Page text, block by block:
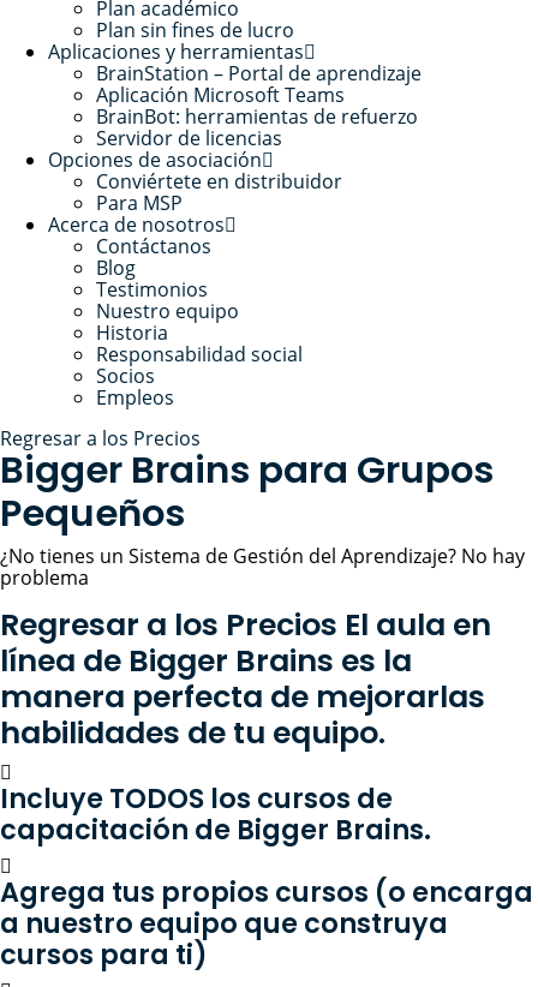
Plan académico
Plan sin fines de lucro
Aplicaciones y herramientas
BrainStation – Portal de aprendizaje
Aplicación Microsoft Teams
BrainBot: herramientas de refuerzo
Servidor de licencias
Opciones de asociación
Conviértete en distribuidor
Para MSP
Acerca de nosotros
Contáctanos
Blog
Testimonios
Nuestro equipo
Historia
Responsabilidad social
Socios
Empleos
Regresar a los Precios
Bigger Brains para Grupos
Pequeños
¿No tienes un Sistema de Gestión del Aprendizaje? No hay
problema
Regresar a los Precios El aula en
línea de Bigger Brains es la
manera perfecta de mejorarlas
habilidades de tu equipo.
Incluye TODOS los cursos de
capacitación de Bigger Brains.
Agrega tus propios cursos (o encarga
a nuestro equipo que construya
cursos para ti)